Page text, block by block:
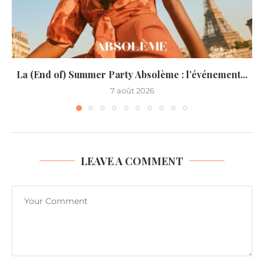
La (End of) Summer Party Absolème : l’événement...
7 août 2026
LEAVE A COMMENT